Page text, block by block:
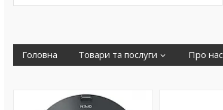
Головна Товари та послуги Про нас